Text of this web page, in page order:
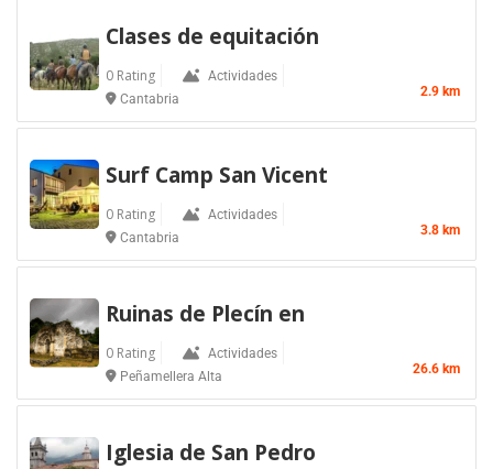
Clases de equitación
0 Rating
Actividades
Cantabria
2.9 km
Surf Camp San Vicent
0 Rating
Actividades
Cantabria
3.8 km
Ruinas de Plecín en
0 Rating
Actividades
Peñamellera Alta
26.6 km
Iglesia de San Pedro